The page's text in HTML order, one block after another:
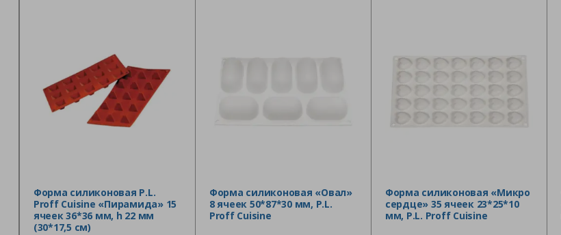
Форма силиконовая P.L.
Proff Cuisine «Пирамида» 15
ячеек 36*36 мм, h 22 мм
(30*17,5 см)
Форма силиконовая «Овал»
8 ячеек 50*87*30 мм, P.L.
Proff Cuisine
Форма силиконовая «Микро
сердце» 35 ячеек 23*25*10
мм, P.L. Proff Cuisine